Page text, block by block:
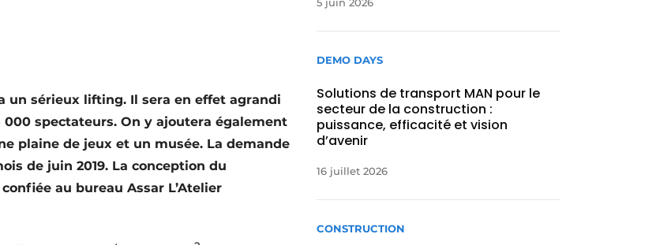
un sérieux lifting. Il sera en effet agrandi
000 spectateurs. On y ajoutera également
plaine de jeux et un musée. La demande
de juin 2019. La conception du
au bureau Assar L’Atelier
DEMO DAYS
Solutions de transport MAN pour le
secteur de la construction :
puissance, efficacité et vision
d’avenir
16 juillet 2026
CONSTRUCTION